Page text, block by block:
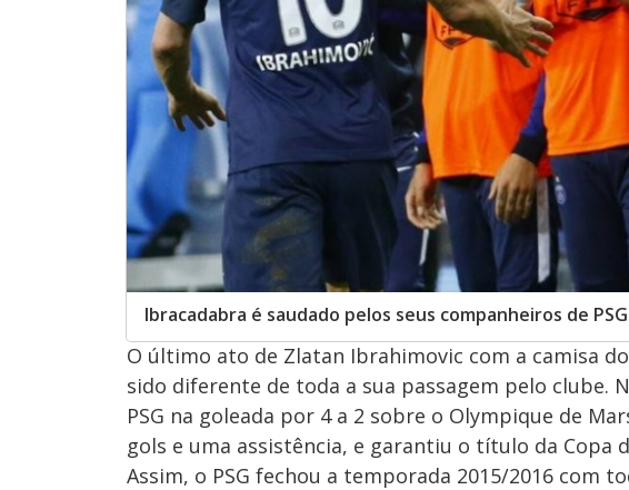
Ibracadabra é saudado pelos seus companheiros de PSG
O último ato de Zlatan Ibrahimovic com a camisa
sido diferente de toda a sua passagem pelo clube.
PSG na goleada por 4 a 2 sobre o Olympique de
gols e uma assistência, e garantiu o título da Copa
Assim, o PSG fechou a temporada 2015/2016 com